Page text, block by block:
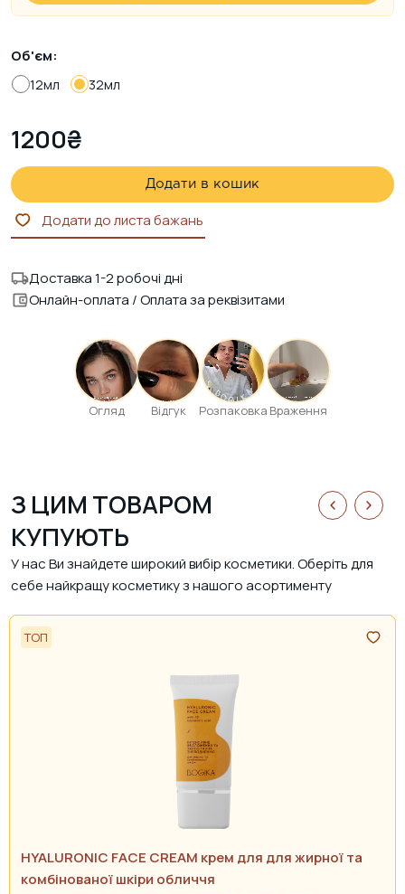
Об'єм:
12мл 32мл
1200₴
Додати в кошик
Додати до листа бажань
Доставка 1-2 робочі дні
Онлайн-оплата / Оплата за реквізитами
Огляд Відгук Розпаковка Враження
З ЦИМ ТОВАРОМ
КУПУЮТЬ
У нас Ви знайдете широкий вибір косметики. Оберіть для
себе найкращу косметику з нашого асортименту
ТОП
HYALURONIC FACE CREAM крем для для жирної та
комбінованої шкіри обличчя